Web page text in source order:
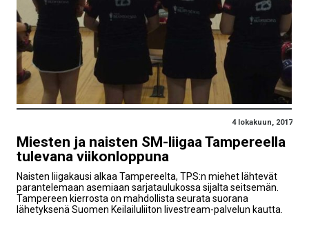
4 lokakuun, 2017
Miesten ja naisten SM-liigaa Tampereella
tulevana viikonloppuna
Naisten liigakausi alkaa Tampereelta, TPS:n miehet lähtevät
parantelemaan asemiaan sarjataulukossa sijalta seitsemän.
Tampereen kierrosta on mahdollista seurata suorana
lähetyksenä Suomen Keilailuliiton livestream-palvelun kautta.